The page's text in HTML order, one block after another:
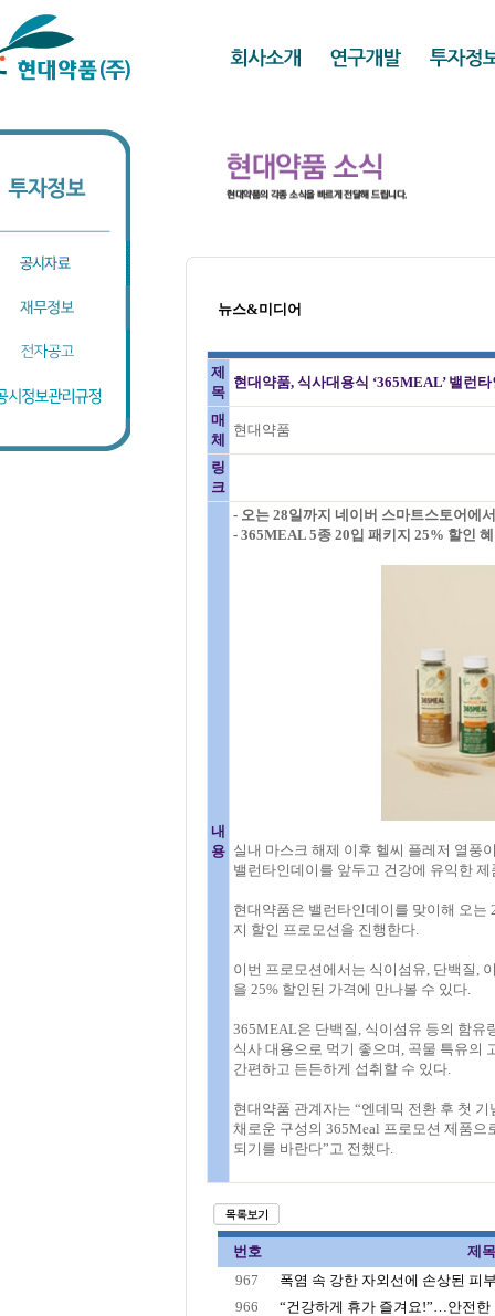
뉴스&미디어
제
목
현대약품, 식사대용식 ‘365MEAL’ 밸런
매
체
현대약품
링
크
내
용
- 오는 28일까지 네이버 스마트스토어에
- 365MEAL 5종 20입 패키지 25% 할인
실내 마스크 해제 이후 헬씨 플레저 열풍
밸런타인데이를 앞두고 건강에 유익한
현대약품은 밸런타인데이를 맞이해 오는
지 할인 프로모션을 진행한다.
이번 프로모션에서는 식이섬유, 단백질,
을 25% 할인된 가격에 만나볼 수 있다.
365MEAL은 단백질, 식이섬유 등의 함유
식사 대용으로 먹기 좋으며, 곡물 특유의
간편하고 든든하게 섭취할 수 있다.
현대약품 관계자는 “엔데믹 전환 후 첫
채로운 구성의 365Meal 프로모션 제품
되기를 바란다”고 전했다.
번호
제목
967
폭염 속 강한 자외선에 손상된 피
966
“건강하게 휴가 즐겨요!”…안전한